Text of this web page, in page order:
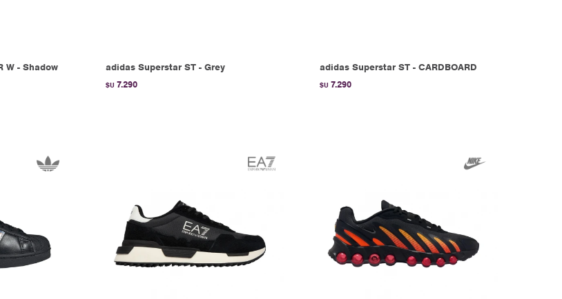
W - Shadow
adidas Superstar ST - Grey
$U 7.290
adidas Superstar ST - CARDBOARD
$U 7.290